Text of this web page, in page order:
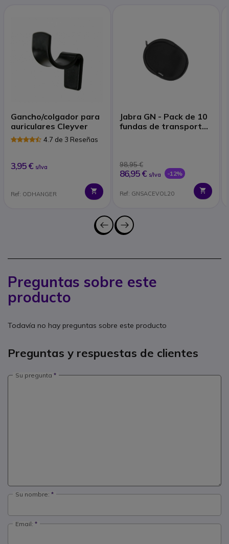
Gancho/colgador para
auriculares Cleyver
4.7 de 3 Reseñas
3,95 € s/Iva
Ref: ODHANGER
Jabra GN - Pack de 10
fundas de transporte
98,95 €
86,95 € s/Iva -12%
Ref: GNSACEVOL20
Preguntas sobre este
producto
Todavía no hay preguntas sobre este producto
Preguntas y respuestas de clientes
Su pregunta
Su nombre:
Email: